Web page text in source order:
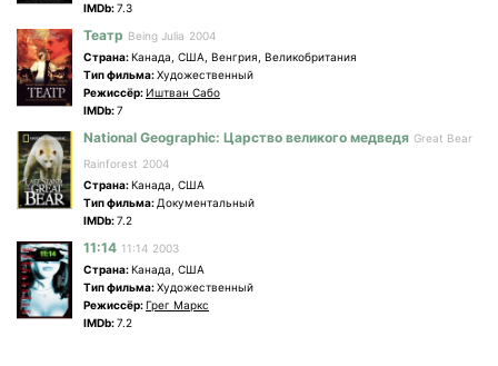
IMDb:7.3
Театр Being Julia 2004
Страна:Канада, США, Венгрия, Великобритания
Tип фильма:Художественный
Режиссёр:Иштван Сабо
IMDb:7
National Geographic: Царство великого медведя Great Bear
Rainforest 2004
Страна:Канада, США
Tип фильма: Документальный
IMDb:7.2
11:14 11:14 2003
Страна:Канада, США
Tип фильма:Художественный
Режиссёр:Грег Маркс
IMDb:7.2